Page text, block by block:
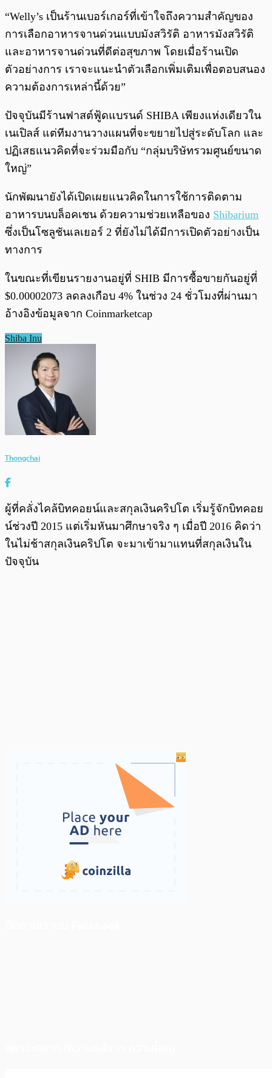
“Welly’s เป็นร้านเบอร์เกอร์ที่เข้าใจถึงความสำคัญของ
การเลือกอาหารจานด่วนแบบมังสวิรัติ อาหารมังสวิรัติ
และอาหารจานด่วนที่ดีต่อสุขภาพ โดยเมื่อร้านเปิด
ตัวอย่างการ เราจะแนะนำตัวเลือกเพิ่มเติมเพื่อตอบสนอง
ความต้องการเหล่านี้ด้วย”
ปัจจุบันมีร้านฟาสต์ฟู้ดแบรนด์ SHIBA เพียงแห่งเดียวใน
เนเปิลส์ แต่ทีมงานวางแผนที่จะขยายไปสู่ระดับโลก และ
ปฏิเสธแนวคิดที่จะร่วมมือกับ “กลุ่มบริษัทรวมศูนย์ขนาด
ใหญ่”
นักพัฒนายังได้เปิดเผยแนวคิดในการใช้การติดตาม
อาหารบนบล็อคเชน ด้วยความช่วยเหลือของ Shibarium
ซึ่งเป็นโซลูชันเลเยอร์ 2 ที่ยังไม่ได้มีการเปิดตัวอย่างเป็น
ทางการ
ในขณะที่เขียนรายงานอยู่ที่ SHIB มีการซื้อขายกันอยู่ที่
$0.00002073 ลดลงเกือบ 4% ในช่วง 24 ชั่วโมงที่ผ่านมา
อ้างอิงข้อมูลจาก Coinmarketcap
Shiba Inu
Thongchai
ผู้ที่คลั่งไคล้บิทคอยน์และสกุลเงินคริปโต เริ่มรู้จักบิทคอย
น์ช่วงปี 2015 แต่เริ่มหันมาศึกษาจริง ๆ เมื่อปี 2016 คิดว่า
ในไม่ช้าสกุลเงินคริปโต จะมาเข้ามาแทนที่สกุลเงินใน
ปัจจุบัน